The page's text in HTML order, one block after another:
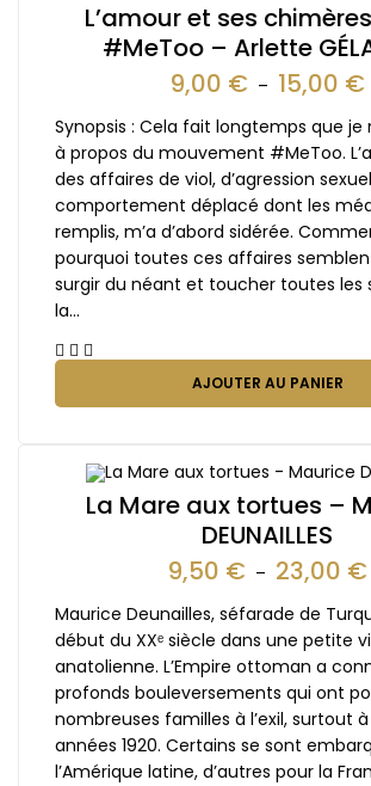
L’amour et ses
#MeToo – Arlette
9,00 € – 15,00 €
Synopsis : Cela fait longtemps que je
à propos du mouvement #MeToo.
des affaires de viol, d’agression
comportement déplacé dont les
remplis, m’a d’abord sidérée.
pourquoi toutes ces affaires
surgir du néant et toucher toutes les
la…
AJOUTER AU PANIER
La Mare aux tortues –
DEUNAILLES
9,50 € – 23,00 €
Maurice Deunailles, séfarade de
début du XXᵉ siècle dans une petite
anatolienne. L’Empire ottoman a
profonds bouleversements qui ont
nombreuses familles à l’exil, surtout
années 1920. Certains se sont
l’Amérique latine, d’autres pour la